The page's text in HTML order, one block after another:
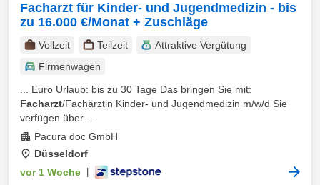
Facharzt für Kinder- und Jugendmedizin - bis
zu 16.000 €/Monat + Zuschläge
Vollzeit Teilzeit
Attraktive Vergütung
Firmenwagen
... Euro Urlaub: bis zu 30 Tage Das bringen Sie mit:
Facharzt/Fachärztin Kinder- und Jugendmedizin m/w/d Sie
verfügen über ...
Pacura doc GmbH
Düsseldorf
vor 1 Woche